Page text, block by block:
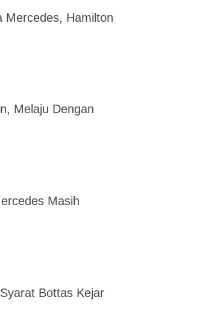
Mercedes, Hamilton
Melaju Dengan
Masih
Bottas Kejar